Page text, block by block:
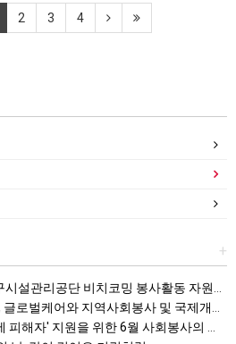
2 3 4
+
리공단 비치코밍 봉사활동 자원봉사자 모집
지역사회봉사 및 국제개발협력 활성화를 위한 업무협약
자' 지원을 위한 6월 사회봉사의 날 운영